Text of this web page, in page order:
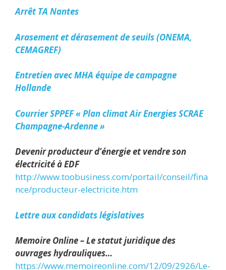
Arrêt TA Nantes
Arasement et dérasement de seuils (ONEMA,
CEMAGREF)
Entretien avec MHA équipe de campagne
Hollande
Courrier SPPEF « Plan climat Air Energies SCRAE
Champagne-Ardenne »
Devenir producteur d’énergie et vendre son
électricité à EDF
http://www.toobusiness.com/portail/conseil/fina
nce/producteur-electricite.htm
Lettre aux candidats législatives
Memoire Online – Le statut juridique des
ouvrages hydrauliques…
https://www.memoireonline.com/12/09/2926/Le-